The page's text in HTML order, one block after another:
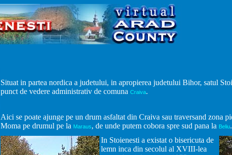
Situat in partea nordica a judetului, in apropierea judetului Bihor, satul
punct de vedere administrativ de comuna Craiva.
Aici se poate ajunge pe un drum asfaltat din Craiva sau traversand zona
Moma pe drumul pe la Maraus, de unde putem cobora spre sud pana la Beliu.
In Stoienesti a existat o bisericuta de
lemn inca din secolul al XVIII-lea